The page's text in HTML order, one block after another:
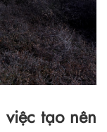
tạo nên